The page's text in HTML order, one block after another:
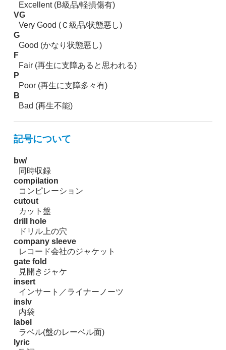
Excellent (B級品/軽損傷有)
VG
Very Good (Ｃ級品/状態悪し)
G
Good (かなり状態悪し)
F
Fair (再生に支障あると思われる)
P
Poor (再生に支障多々有)
B
Bad (再生不能)
記号について
bw/
同時収録
compilation
コンピレーション
cutout
カット盤
drill hole
ドリル上の穴
company sleeve
レコード会社のジャケット
gate fold
見開きジャケ
insert
インサート／ライナーノーツ
inslv
内袋
label
ラベル(盤のレーベル面)
lyric